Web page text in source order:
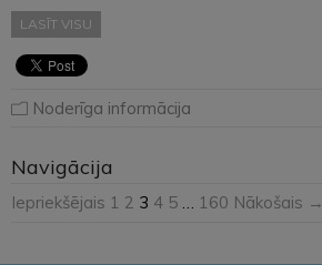
LASĪT VISU
Noderīga informācija
Navigācija
Iepriekšējais 1 2 3 4 5 160 Nākošais →